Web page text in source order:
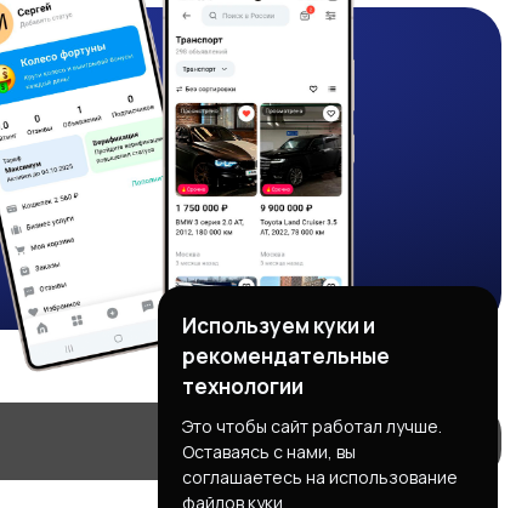
Используем куки и
рекомендательные
технологии
Это чтобы сайт работал лучше.
Оставаясь с нами, вы
соглашаетесь на использование
файлов куки.